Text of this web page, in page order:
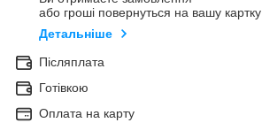
або гроші повернуться на вашу картку
Детальніше
Післяплата
Готівкою
Оплата на карту